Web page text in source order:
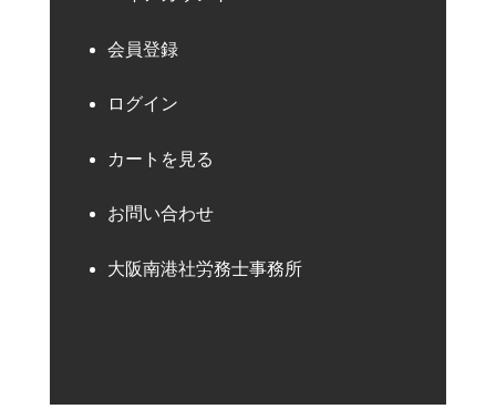
会員登録
ログイン
カートを見る
お問い合わせ
大阪南港社労務士事務所